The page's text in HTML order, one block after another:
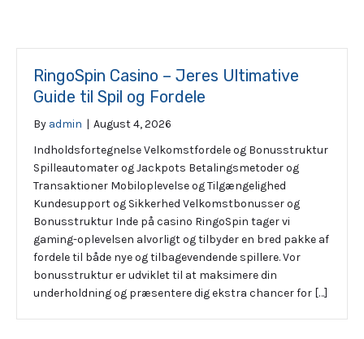
RingoSpin Casino – Jeres Ultimative
Guide til Spil og Fordele
By admin | August 4, 2026
Indholdsfortegnelse Velkomstfordele og Bonusstruktur
Spilleautomater og Jackpots Betalingsmetoder og
Transaktioner Mobiloplevelse og Tilgængelighed
Kundesupport og Sikkerhed Velkomstbonusser og
Bonusstruktur Inde på casino RingoSpin tager vi
gaming-oplevelsen alvorligt og tilbyder en bred pakke af
fordele til både nye og tilbagevendende spillere. Vor
bonusstruktur er udviklet til at maksimere din
underholdning og præsentere dig ekstra chancer for […]